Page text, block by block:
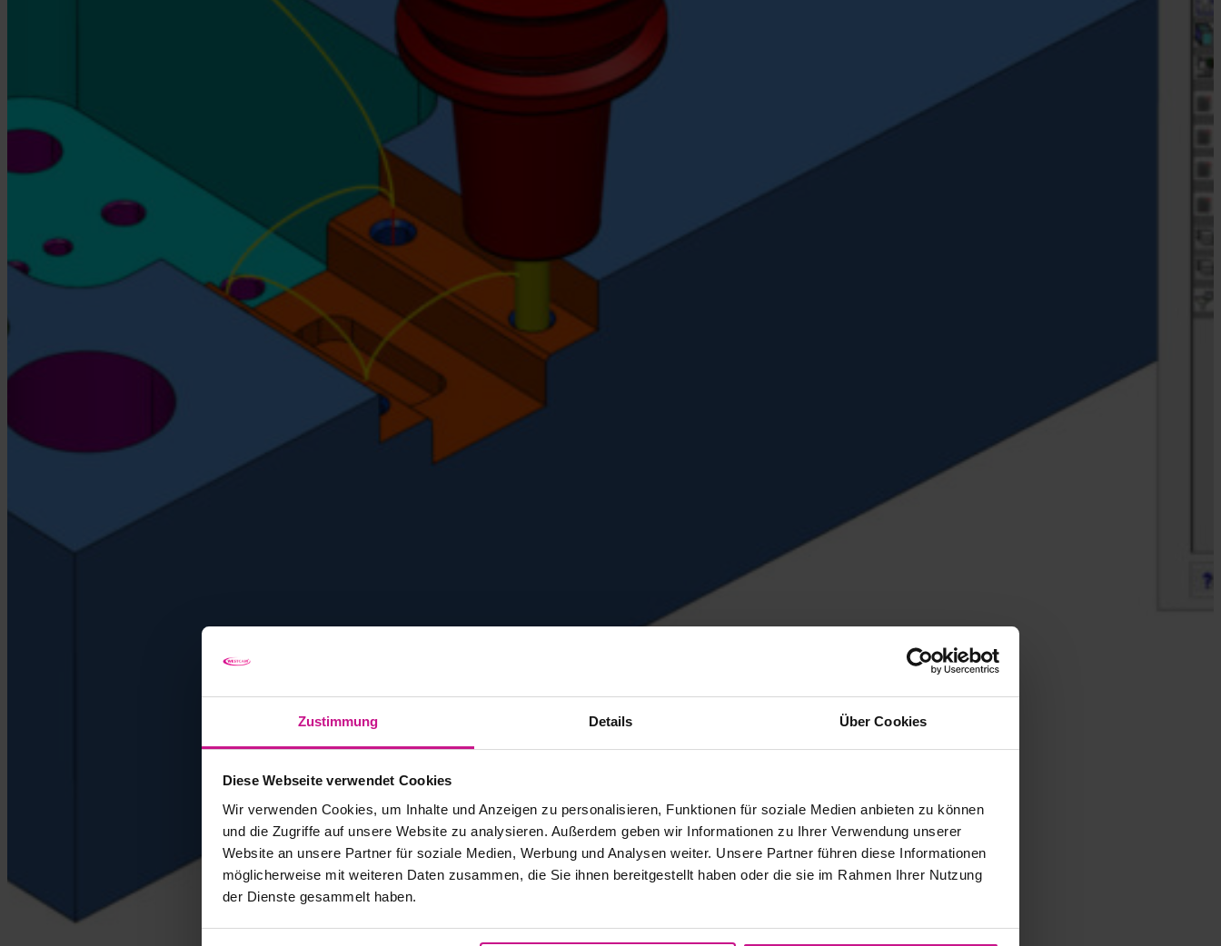
Zustimmung Details Über Cookies
Diese Webseite verwendet Cookies
Wir verwenden Cookies, um Inhalte und Anzeigen zu personalisieren, Funktionen für soziale Medien anbieten zu können
und die Zugriffe auf unsere Website zu analysieren. Außerdem geben wir Informationen zu Ihrer Verwendung unserer
Website an unsere Partner für soziale Medien, Werbung und Analysen weiter. Unsere Partner führen diese Informationen
möglicherweise mit weiteren Daten zusammen, die Sie ihnen bereitgestellt haben oder die sie im Rahmen Ihrer Nutzung
der Dienste gesammelt haben.